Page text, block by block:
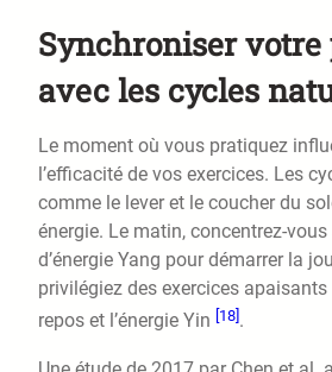
Synchroniser votre
avec les cycles
Le moment où vous pratiquez
l’efficacité de vos exercices. Les
comme le lever et le coucher du
énergie. Le matin, concentrez-
d’énergie Yang pour démarrer la
privilégiez des exercices
repos et l’énergie Yin [18].